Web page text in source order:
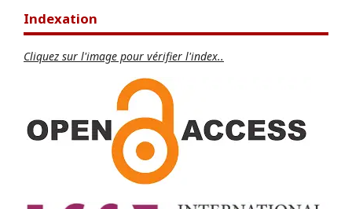
Indexation
Cliquez sur l'image pour vérifier l'index..